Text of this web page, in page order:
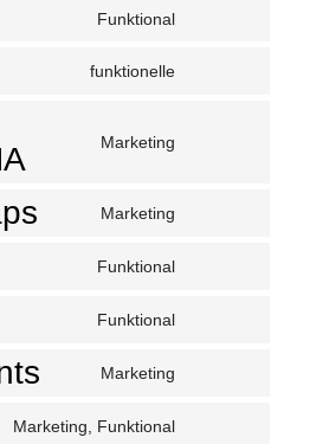
Funktional
funktionelle
Marketing
Marketing
Funktional
Funktional
Marketing
Marketing, Funktional